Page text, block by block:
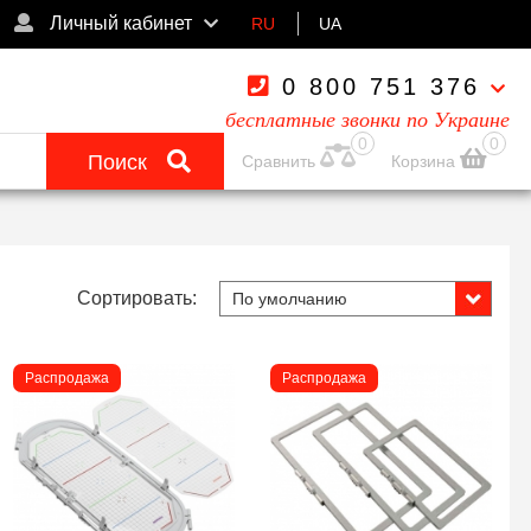
Личный кабинет RU UA
0 800 751 376
бесплатные звонки по Украине
Поиск
0
Сравнить
0
Корзина
Сортировать:
Распродажа Распродажа